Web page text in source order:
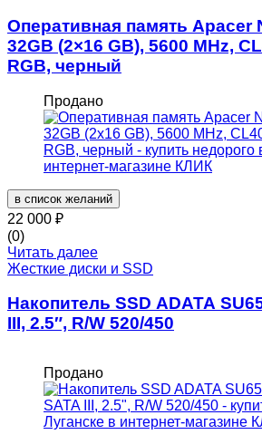
Оперативная память Apacer
32GB (2×16 GB), 5600 MHz,
RGB, черный
Продано
в список желаний
22 000 ₽
(0)
Читать далее
Жесткие диски и SSD
Накопитель SSD ADATA
III, 2.5″, R/W 520/450
Продано